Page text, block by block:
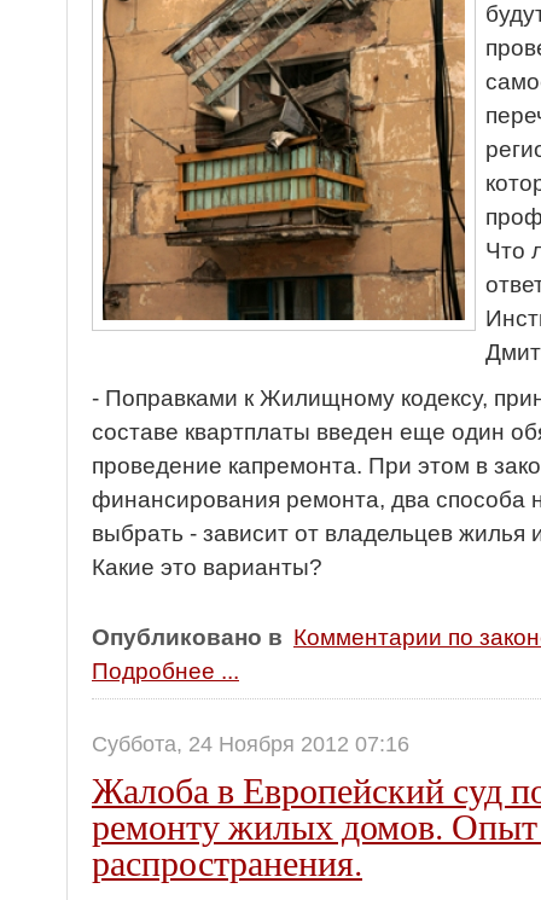
Что
- Поправками к Жилищному кодексу,
составе квартплаты введен еще один
проведение капремонта. При этом в
финансирования ремонта, два способа
выбрать - зависит от владельцев
Какие это варианты?
Опубликовано в Комментарии по
Подробнее ...
Суббота, 24 Ноября 2012 07:16
Жалоба в Европейский суд
ремонту жилых домов.
распространения.